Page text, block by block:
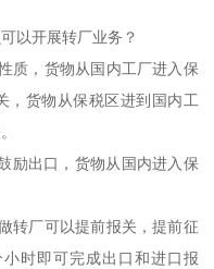
以开展转厂业务？
质，货物从国内工厂进入保
，货物从保税区进到国内工
励出口，货物从国内进入保
转厂可以提前报关，提前征
时即可完成出口和进口报